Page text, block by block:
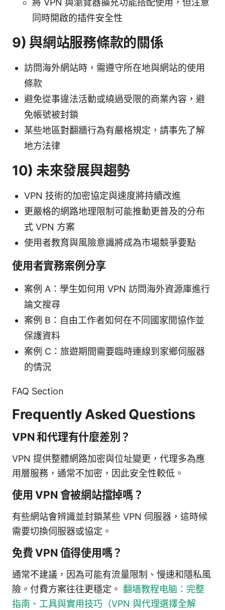
將 VPN 與瀏覽器擴充功能搭配使用，但注意
同時開啟的插件安全性
9) 與網站服務條款的關係
訪問海外網站時，需遵守所在地與網站的使用
條款
避免從事違法活動或繞過受限的商業內容，避
免帳號被封鎖
某些地區對翻牆行為有嚴格規定，請事先了解
地方法律
10) 未來發展與趨勢
VPN 技術的加密協定與速度將持續改進
更嚴格的網路地理限制可能推動更普及的分布
式 VPN 方案
使用者教育與風險意識將成為市場競爭要點
使用者實務案例分享
案例 A：學生如何用 VPN 訪問海外資源庫進行
論文搜尋
案例 B：自由工作者如何在不同國家間協作並
保護資料
案例 C：旅遊期間需要臨時連線到家鄉伺服器
的情況
FAQ Section
Frequently Asked Questions
VPN 和代理有什麼差別？
VPN 提供整體網路加密與位址變更，代理多為應
用層服務，通常不加密，因此安全性較低。
使用 VPN 會被網站擋掉嗎？
有些網站會辨識並封鎖某些 VPN 伺服器，這時候
需要切換伺服器或協定。
免費 VPN 值得使用嗎？
通常不建議，因為可能有流量限制、慢速和隱私風
險。付費方案往往更穩定。 翻墙教程电脑：完整
指南、工具與實用技巧（VPN 與代理選擇全解